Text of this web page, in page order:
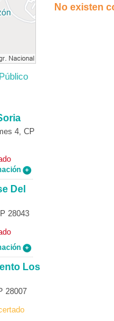
Público
4, CP
Del
28043
Los
28007
No existen